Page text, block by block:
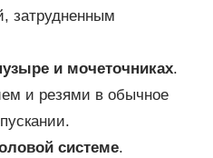
затрудненным
и мочеточниках.
и резями в обычное
системе.